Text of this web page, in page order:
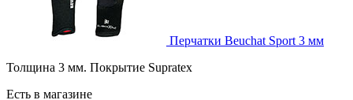
Перчатки Beuchat Sport 3 мм
Толщина 3 мм. Покрытие Supratex
Есть в магазине